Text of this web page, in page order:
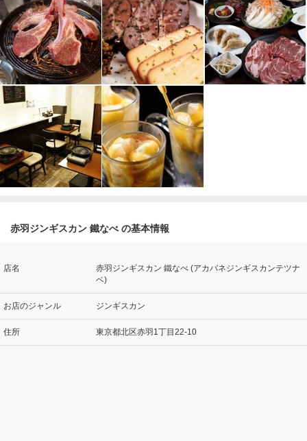
赤羽ジンギスカン 鐵なべ の基本情報
店名
赤羽ジンギスカン 鐵なべ (アカバネジンギスカンテツナ
ベ)
お店のジャンル ジンギスカン
住所 東京都北区赤羽1丁目22-10